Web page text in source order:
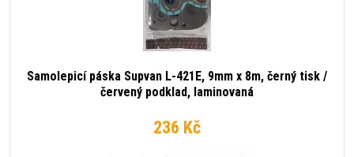
Samolepicí páska Supvan L-421E, 9mm x 8m, černý tisk /
červený podklad, laminovaná
236 Kč